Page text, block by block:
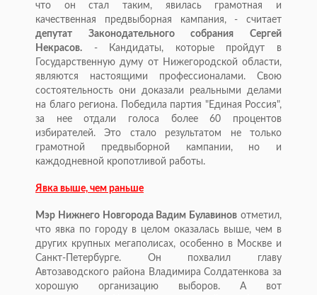
что он стал таким, явилась грамотная и
качественная предвыборная кампания, - считает
депутат Законодательного собрания Сергей
Некрасов. - Кандидаты, которые пройдут в
Государственную думу от Нижегородской области,
являются настоящими профессионалами. Свою
состоятельность они доказали реальными делами
на благо региона. Победила партия "Единая Россия",
за нее отдали голоса более 60 процентов
избирателей. Это стало результатом не только
грамотной предвыборной кампании, но и
каждодневной кропотливой работы.
Явка выше, чем раньше
Мэр Нижнего Новгорода Вадим Булавинов отметил,
что явка по городу в целом оказалась выше, чем в
других крупных мегаполисах, особенно в Москве и
Санкт-Петербурге. Он похвалил главу
Автозаводского района Владимира Солдатенкова за
хорошую организацию выборов. А вот